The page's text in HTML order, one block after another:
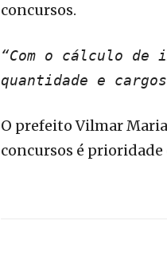
concursos.
“Com o cálculo de
quantidade e
O prefeito Vilmar
concursos é prioridade